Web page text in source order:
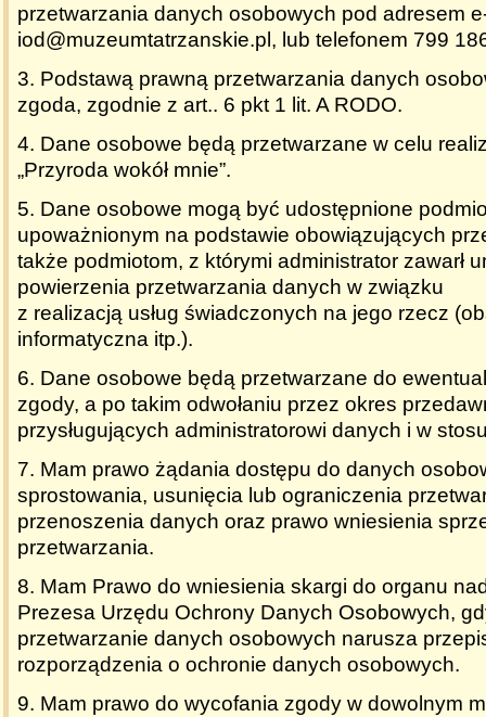
przetwarzania danych osobowych pod adresem
iod@muzeumtatrzanskie.pl, lub telefonem 799
3. Podstawą prawną przetwarzania danych
zgoda, zgodnie z art.. 6 pkt 1 lit. A RODO.
4. Dane osobowe będą przetwarzane w celu
„Przyroda wokół mnie”.
5. Dane osobowe mogą być udostępnione
upoważnionym na podstawie obowiązujących
także podmiotom, z którymi administrator zawarł
powierzenia przetwarzania danych w związku
z realizacją usług świadczonych na jego rzecz
informatyczna itp.).
6. Dane osobowe będą przetwarzane do
zgody, a po takim odwołaniu przez okres
przysługujących administratorowi danych i w
7. Mam prawo żądania dostępu do danych
sprostowania, usunięcia lub ograniczenia
przenoszenia danych oraz prawo wniesienia
przetwarzania.
8. Mam Prawo do wniesienia skargi do organu
Prezesa Urzędu Ochrony Danych Osobowych,
przetwarzanie danych osobowych narusza
rozporządzenia o ochronie danych osobowych.
9. Mam prawo do wycofania zgody w dowolnym